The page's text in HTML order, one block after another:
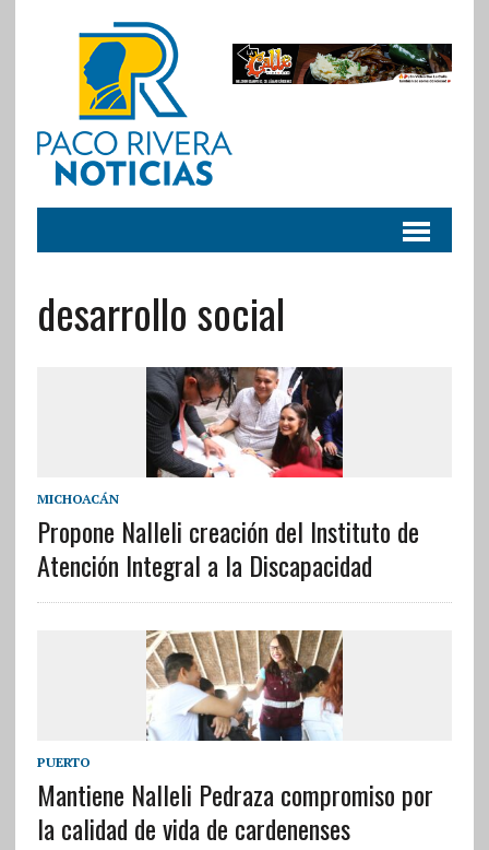
desarrollo social
MICHOACÁN
Propone Nalleli creación del Instituto de
Atención Integral a la Discapacidad
PUERTO
Mantiene Nalleli Pedraza compromiso por
la calidad de vida de cardenenses